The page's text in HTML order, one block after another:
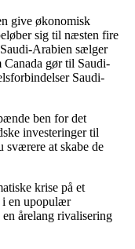
give økonomisk
sig til næsten fire
Arabien sælger
Canada gør til Saudi-
Saudi-
ben for det
investeringer til
sværere at skabe de
krise på et
i en upopulær
årelang rivalisering